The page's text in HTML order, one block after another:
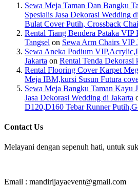
Sewa Meja Taman Dan Bangku
Spesialis Jasa Dekorasi Wedding
Bulat Cover Putih, Crossback
Rental Tiang Bendera Pataka VIP
Tangsel on Sewa Arm Chairs VIP
Sewa Aneka Podium
Jakarta on Rental Tenda Dekorasi
Rental Flooring Cover Karpet
Meja IBM,kursi Susun Futura
Sewa Meja Bangku Taman Kayu
Jasa Dekorasi Wedding di Jakarta
D120,D160 Tebar Runner
Contact Us
Melayani dengan sepenuh hati, untuk
Email : mandirijayaevent@gmail.com